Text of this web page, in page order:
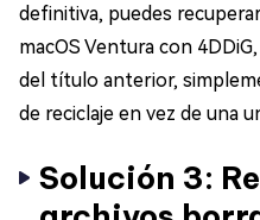
definitiva, puedes
macOS Ventura con
del título anterior,
de reciclaje en vez de una
Solución 3: